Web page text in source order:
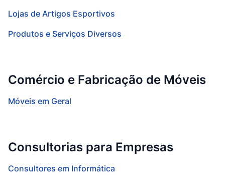
Lojas de Artigos Esportivos
Produtos e Serviços Diversos
Comércio e Fabricação de Móveis
Móveis em Geral
Consultorias para Empresas
Consultores em Informática